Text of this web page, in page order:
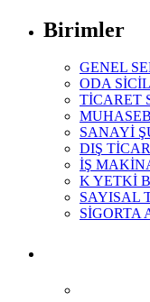
Birimler
GENEL
ODA
TİCARET
SANAYİ
DIŞ
İŞ
K YETKİ
SAYISAL
SİGORTA